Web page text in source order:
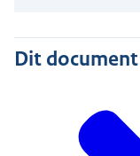
Dit